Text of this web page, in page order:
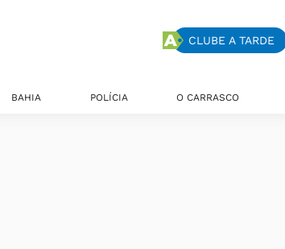
CLUBE A TARDE
BAHIA POLÍCIA O CARRASCO